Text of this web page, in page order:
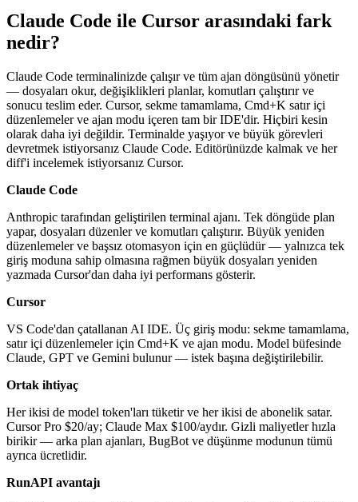
Claude Code ile Cursor arasındaki fark
nedir?
Claude Code terminalinizde çalışır ve tüm ajan döngüsünü yönetir
— dosyaları okur, değişiklikleri planlar, komutları çalıştırır ve
sonucu teslim eder. Cursor, sekme tamamlama, Cmd+K satır içi
düzenlemeler ve ajan modu içeren tam bir IDE'dir. Hiçbiri kesin
olarak daha iyi değildir. Terminalde yaşıyor ve büyük görevleri
devretmek istiyorsanız Claude Code. Editörünüzde kalmak ve her
diff'i incelemek istiyorsanız Cursor.
Claude Code
Anthropic tarafından geliştirilen terminal ajanı. Tek döngüde plan
yapar, dosyaları düzenler ve komutları çalıştırır. Büyük yeniden
düzenlemeler ve başsız otomasyon için en güçlüdür — yalnızca tek
giriş moduna sahip olmasına rağmen büyük dosyaları yeniden
yazmada Cursor'dan daha iyi performans gösterir.
Cursor
VS Code'dan çatallanan AI IDE. Üç giriş modu: sekme tamamlama,
satır içi düzenlemeler için Cmd+K ve ajan modu. Model büfesinde
Claude, GPT ve Gemini bulunur — istek başına değiştirilebilir.
Ortak ihtiyaç
Her ikisi de model token'ları tüketir ve her ikisi de abonelik satar.
Cursor Pro $20/ay; Claude Max $100/aydır. Gizli maliyetler hızla
birikir — arka plan ajanları, BugBot ve düşünme modunun tümü
ayrıca ücretlidir.
RunAPI avantajı